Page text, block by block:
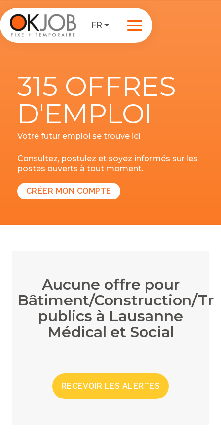
FR
315 OFFRES
D'EMPLOI
Votre futur emploi se trouve ici
Consultez, postulez et soyez informés sur les
postes ouverts à tout moment.
CRÉER MON COMPTE
Aucune offre pour
Bâtiment/Construction/
publics à Lausanne
Médical et Social
RECEVOIR LES ALERTES